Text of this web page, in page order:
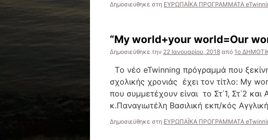
Δημοσιεύθηκε στη ΕΥΡΩΠΑΪΚΑ ΠΡΟΓΡΑΜΜΑΤΑ
“My world+your world=Our
Δημοσιεύθηκε την 22 Ιανουαρίου, 2018 από 1ο
Tο νέο eTwinning πρόγραμμά που
σχολικής χρονιάς έχει τον τίτλο: My
που συμμετέχουν είναι το Στ΄1, Στ΄2 και
κ.Παναγιωτέλη Βασιλική εκπ/κός
Δημοσιεύθηκε στη ΕΥΡΩΠΑΪΚΑ ΠΡΟΓΡΑΜΜΑΤΑ